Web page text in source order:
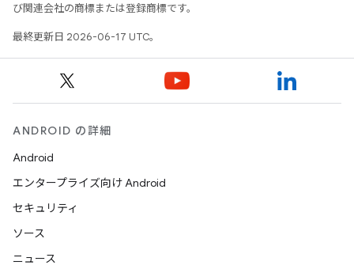
び関連会社の商標または登録商標です。
最終更新日 2026-06-17 UTC。
ANDROID の詳細
Android
エンタープライズ向け Android
セキュリティ
ソース
ニュース